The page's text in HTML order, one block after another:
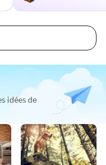
idées de